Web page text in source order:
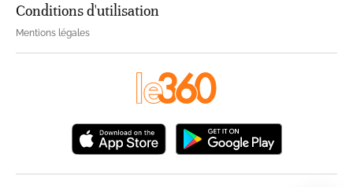
Conditions d'utilisation
Mentions légales